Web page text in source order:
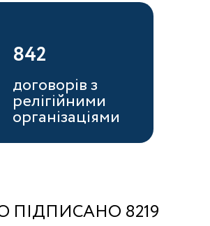
842
договорів з
релігійними
організаціями
ПІДПИСАНО 8219